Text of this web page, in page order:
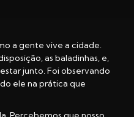
a gente vive a cidade.
as baladinhas, e,
junto. Foi observando
ele na prática que